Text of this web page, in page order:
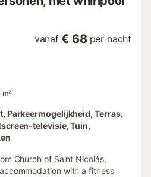
vanaf € 68 per nacht
m²
Parkeermogelijkheid, Terras,
televisie, Tuin,
Church of Saint Nicolás,
with a fitness